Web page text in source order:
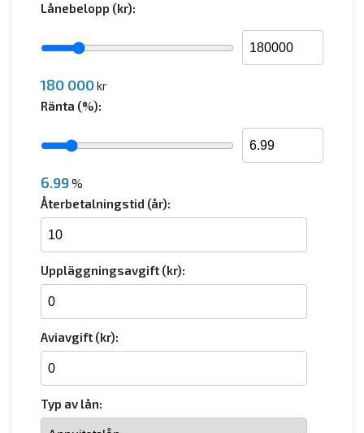
Lånebelopp (kr):
180 000kr
Ränta (%):
6.99%
Återbetalningstid (år):
Uppläggningsavgift (kr):
Aviavgift (kr):
Typ av lån: